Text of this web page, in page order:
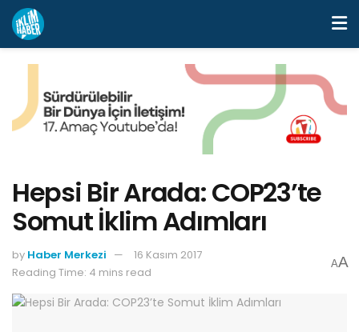
Hepsi Bir Arada: COP23’te
Somut İklim Adımları
by Haber Merkezi
16 Kasım 2017
Reading Time: 4 mins read
AA